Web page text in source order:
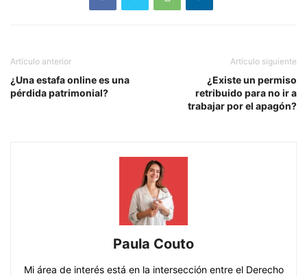
Artículo anterior
¿Una estafa online es una
pérdida patrimonial?
Artículo siguiente
¿Existe un permiso
retribuido para no ir a
trabajar por el apagón?
Paula Couto
Mi área de interés está en la intersección entre el Derecho